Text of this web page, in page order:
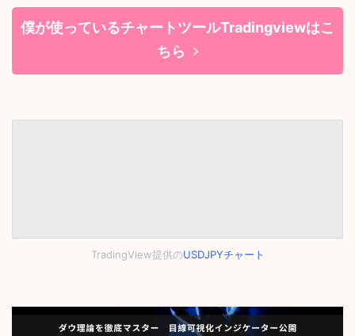
僕が使っているチャートツールTradingviewはこ
ちら
TradingView提供のUSDJPYチャート